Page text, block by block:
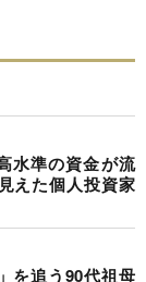
水準の資金が流
えた個人投資家
を追う90代祖母